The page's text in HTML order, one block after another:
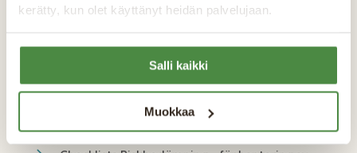
kerätty, kun olet käyttänyt heidän palvelujaan.
Salli kaikki
Muokkaa
(kontrollista)
Veckoinspektion på byggarbetsplatsen
Checklista för VVS-installationsarbete – Del 3.
ROT-arbeten